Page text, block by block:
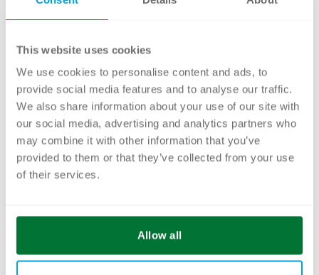
This website uses cookies
We use cookies to personalise content and ads, to
provide social media features and to analyse our traffic.
We also share information about your use of our site with
our social media, advertising and analytics partners who
may combine it with other information that you’ve
provided to them or that they’ve collected from your use
of their services.
Allow all